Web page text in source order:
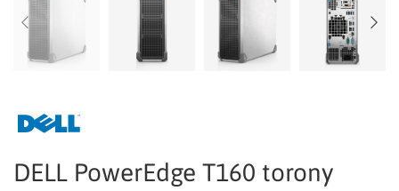
DELL PowerEdge T160 torony